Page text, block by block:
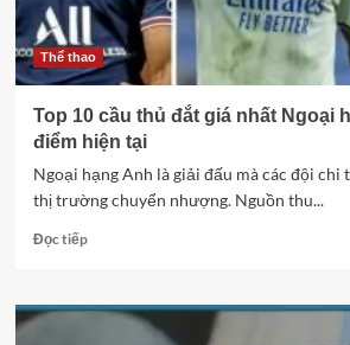
toàn
hiệu
quả
Thể thao
Top 10 cầu thủ đắt giá nhất Ngoại
điểm hiện tại
Ngoại hạng Anh là giải đấu mà các đội
thị trường chuyển nhượng. Nguồn thu...
Đọc tiếpRead
Top